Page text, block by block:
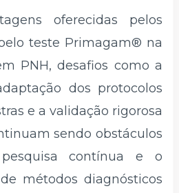
oferecidas pelos
teste Primagam® na
PNH, desafios como a
dos protocolos
e a validação rigorosa
sendo obstáculos
contínua e o
métodos diagnósticos